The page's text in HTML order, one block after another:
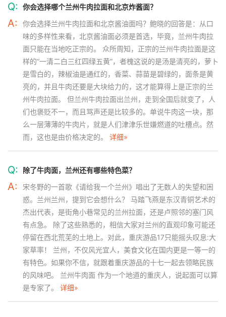
Q: 你会选择哪个兰州牛肉拉面和北京炸酱面？
A:
你会选择兰州牛肉拉面和北京酱油面吗？鲍晓的回答是：从口
味的多样性来看，北京酱油面必须是首选，毕竟，兰州牛肉拉
面只能在当地吃正宗的。 众所周知，正宗的兰州牛肉拉面是这
样的“一清二白三红四绿五黄”，者槐这说的是汤是清亮的，萝卜
是雪白的，辣椒油是通红的，香菜、蒜苗是碧绿的，面条是黄
亮的，并且牛肉还要是大块给力的，这才能算得上是正宗的兰
州牛肉拉面。 但兰州牛肉拉面出兰州，走到全国后就变了，人
们也褒贬不一，而且骂声还是比较多的。单说牛肉这一块，那
么一层薄薄的牛肉片，就是人们津津乐世嫌燃道的吐槽点。然
而，这也是由价格决定的。 详细»
Q: 除了牛肉面，兰州还有哪些特色菜？
A:
宋冬野的一首歌《请给我一个兰州》唱出了无数人的失望和困
惑。兰州兰州，提到它会想什么？ 马踏飞燕是东汉青铜艺术的
杰出代表，是街角小巷常见的兰州拉面，还是卢照邻的塞门风
有点急。 除了这些熟悉的，相信大家对兰州的直观印象可能还
停留在西北荒芜的土地上。对此，重庆游品17只能摇头叹息:大
家草率！ 兰州，不仅风光宜人，美食文化在国内更是一等一的
有特色。如果你不信，就跟着重庆游品的十七一起去领略民族
的风味吧。 兰州牛肉面 作为一个地道的重庆人，说起面可以算
是专家了。 详细»